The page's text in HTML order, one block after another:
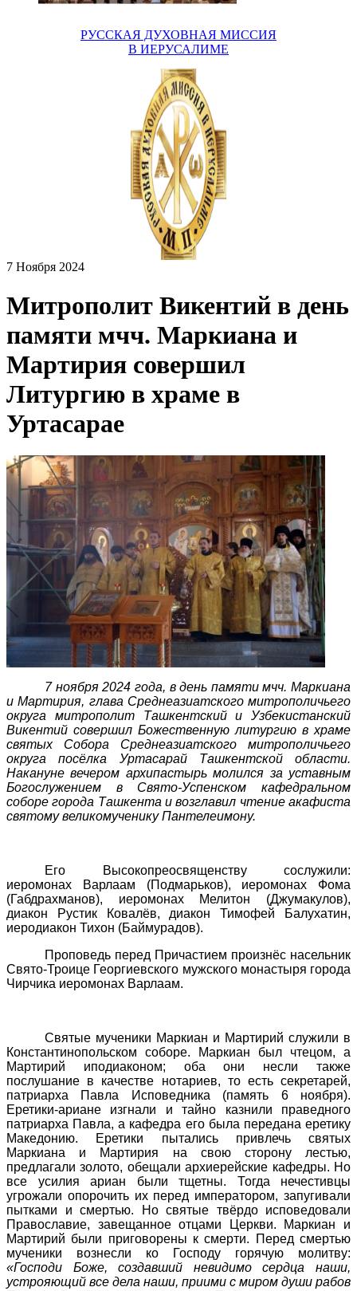
РУССКАЯ ДУХОВНАЯ МИССИЯ
В ИЕРУСАЛИМЕ
7 Ноября 2024
Митрополит Викентий в день
памяти мчч. Маркиана и
Мартирия совершил
Литургию в храме в
Уртасарае
7 ноября 2024 года, в день памяти мчч. Маркиана
и Мартирия, глава Среднеазиатского митрополичьего
округа митрополит Ташкентский и Узбекистанский
Викентий совершил Божественную литургию в храме
святых Собора Среднеазиатского митрополичьего
округа посёлка Уртасарай Ташкентской области.
Накануне вечером архипастырь молился за уставным
Богослужением в Свято-Успенском кафедральном
соборе города Ташкента и возглавил чтение акафиста
святому великомученику Пантелеимону.
Его Высокопреосвященству сослужили:
иеромонах Варлаам (Подмарьков), иеромонах Фома
(Габдрахманов), иеромонах Мелитон (Джумакулов),
диакон Рустик Ковалёв, диакон Тимофей Балухатин,
иеродиакон Тихон (Баймурадов).
Проповедь перед Причастием произнёс насельник
Свято-Троице Георгиевского мужского монастыря города
Чирчика иеромонах Варлаам.
Святые мученики Маркиан и Мартирий служили в
Константинопольском соборе. Маркиан был чтецом, а
Мартирий иподиаконом; оба они несли также
послушание в качестве нотариев, то есть секретарей,
патриарха Павла Исповедника (память 6 ноября).
Еретики-ариане изгнали и тайно казнили праведного
патриарха Павла, а кафедра его была передана еретику
Македонию. Еретики пытались привлечь святых
Маркиана и Мартирия на свою сторону лестью,
предлагали золото, обещали архиерейские кафедры. Но
все усилия ариан были тщетны. Тогда нечестивцы
угрожали опорочить их перед императором, запугивали
пытками и смертью. Но святые твёрдо исповедовали
Православие, завещанное отцами Церкви. Маркиан и
Мартирий были приговорены к смерти. Перед смертью
мученики вознесли ко Господу горячую молитву:
«Господи Боже, создавший невидимо сердца наши,
устрояющий все дела наши, приими с миром души рабов